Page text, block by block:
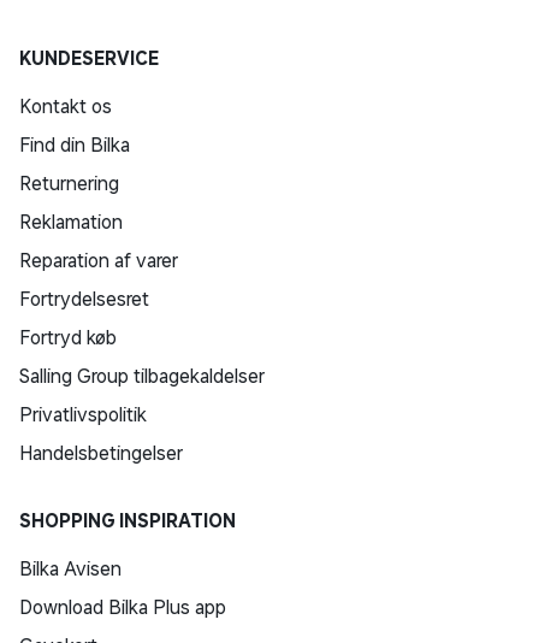
KUNDESERVICE
Kontakt os
Find din Bilka
Returnering
Reklamation
Reparation af varer
Fortrydelsesret
Fortryd køb
Salling Group tilbagekaldelser
Privatlivspolitik
Handelsbetingelser
SHOPPING INSPIRATION
Bilka Avisen
Download Bilka Plus app